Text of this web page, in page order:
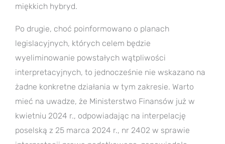
miękkich hybryd.
Po drugie, choć poinformowano o planach
legislacyjnych, których celem będzie
wyeliminowanie powstałych wątpliwości
interpretacyjnych, to jednocześnie nie wskazano na
żadne konkretne działania w tym zakresie. Warto
mieć na uwadze, że Ministerstwo Finansów już w
kwietniu 2024 r., odpowiadając na interpelację
poselską z 25 marca 2024 r., nr 2402 w sprawie